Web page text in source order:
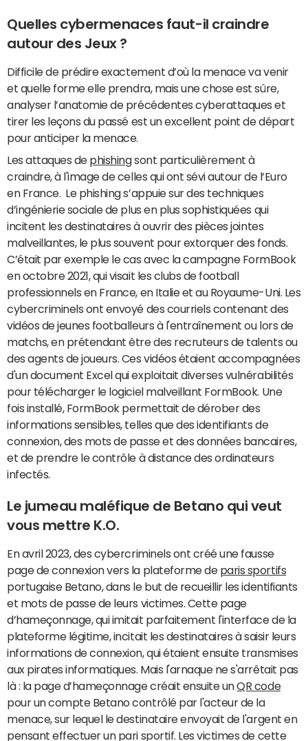
Quelles cybermenaces faut-il craindre
autour des Jeux ?
Difficile de prédire exactement d’où la menace va venir
et quelle forme elle prendra, mais une chose est sûre,
analyser l’anatomie de précédentes cyberattaques et
tirer les leçons du passé est un excellent point de départ
pour anticiper la menace.
Les attaques de phishingsont particulièrement à
craindre, à l'image de celles qui ont sévi autour de l’Euro
en France. Le phishing s’appuie sur des techniques
d’ingénierie sociale de plus en plus sophistiquées qui
incitent les destinataires à ouvrir des pièces jointes
malveillantes, le plus souvent pour extorquer des fonds.
C’était par exemple le cas avec la campagne FormBook
en octobre 2021, qui visait les clubs de football
professionnels en France, en Italie et au Royaume-Uni. Les
cybercriminels ont envoyé des courriels contenant des
vidéos de jeunes footballeurs à l'entraînement ou lors de
matchs, en prétendant être des recruteurs de talents ou
des agents de joueurs. Ces vidéos étaient accompagnées
d'un document Excel qui exploitait diverses vulnérabilités
pour télécharger le logiciel malveillant FormBook. Une
fois installé, FormBook permettait de dérober des
informations sensibles, telles que des identifiants de
connexion, des mots de passe et des données bancaires,
et de prendre le contrôle à distance des ordinateurs
infectés.
Le jumeau maléfique de Betano qui veut
vous mettre K.O.
En avril 2023, des cybercriminels ont créé une fausse
page de connexion vers la plateforme de paris sportifs
portugaise Betano, dans le but de recueillir les identifiants
et mots de passe de leurs victimes. Cette page
d’hameçonnage, qui imitait parfaitement l'interface de la
plateforme légitime, incitait les destinataires à saisir leurs
informations de connexion, qui étaient ensuite transmises
aux pirates informatiques. Mais l'arnaque ne s'arrêtait pas
là : la page d’hameçonnage créait ensuite unQR code
pour un compte Betano contrôlé par l'acteur de la
menace, sur lequel le destinataire envoyait de l'argent en
pensant effectuer un pari sportif. Les victimes de cette